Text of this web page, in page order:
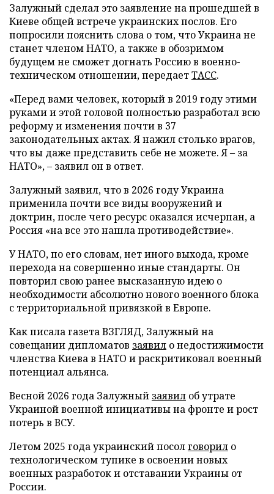
Залужный сделал это заявление на прошедшей в
Киеве общей встрече украинских послов. Его
попросили пояснить слова о том, что Украина не
станет членом НАТО, а также в обозримом
будущем не сможет догнать Россию в военно-
техническом отношении, передаетТАСС.
«Перед вами человек, который в 2019 году этими
руками и этой головой полностью разработал всю
реформу и изменения почти в 37
законодательных актах. Я нажил столько врагов,
что вы даже представить себе не можете. Я – за
НАТО», – заявил он в ответ.
Залужный заявил, что в 2026 году Украина
применила почти все виды вооружений и
доктрин, после чего ресурс оказался исчерпан, а
Россия «на все это нашла противодействие».
У НАТО, по его словам, нет иного выхода, кроме
перехода на совершенно иные стандарты. Он
повторил свою ранее высказанную идею о
необходимости абсолютно нового военного блока
с территориальной привязкой в Европе.
Как писала газета ВЗГЛЯД, Залужный на
совещании дипломатов заявил о недостижимости
членства Киева в НАТО и раскритиковал военный
потенциал альянса.
Весной 2026 года Залужный заявил об утрате
Украиной военной инициативы на фронте и рост
потерь в ВСУ.
Летом 2025 года украинский посолговорил о
технологическом тупике в освоении новых
военных разработок и отставании Украины от
России.